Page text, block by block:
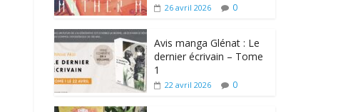
26 avril 2026 0
Avis manga Glénat : Le
dernier écrivain – Tome
1
22 avril 2026 0